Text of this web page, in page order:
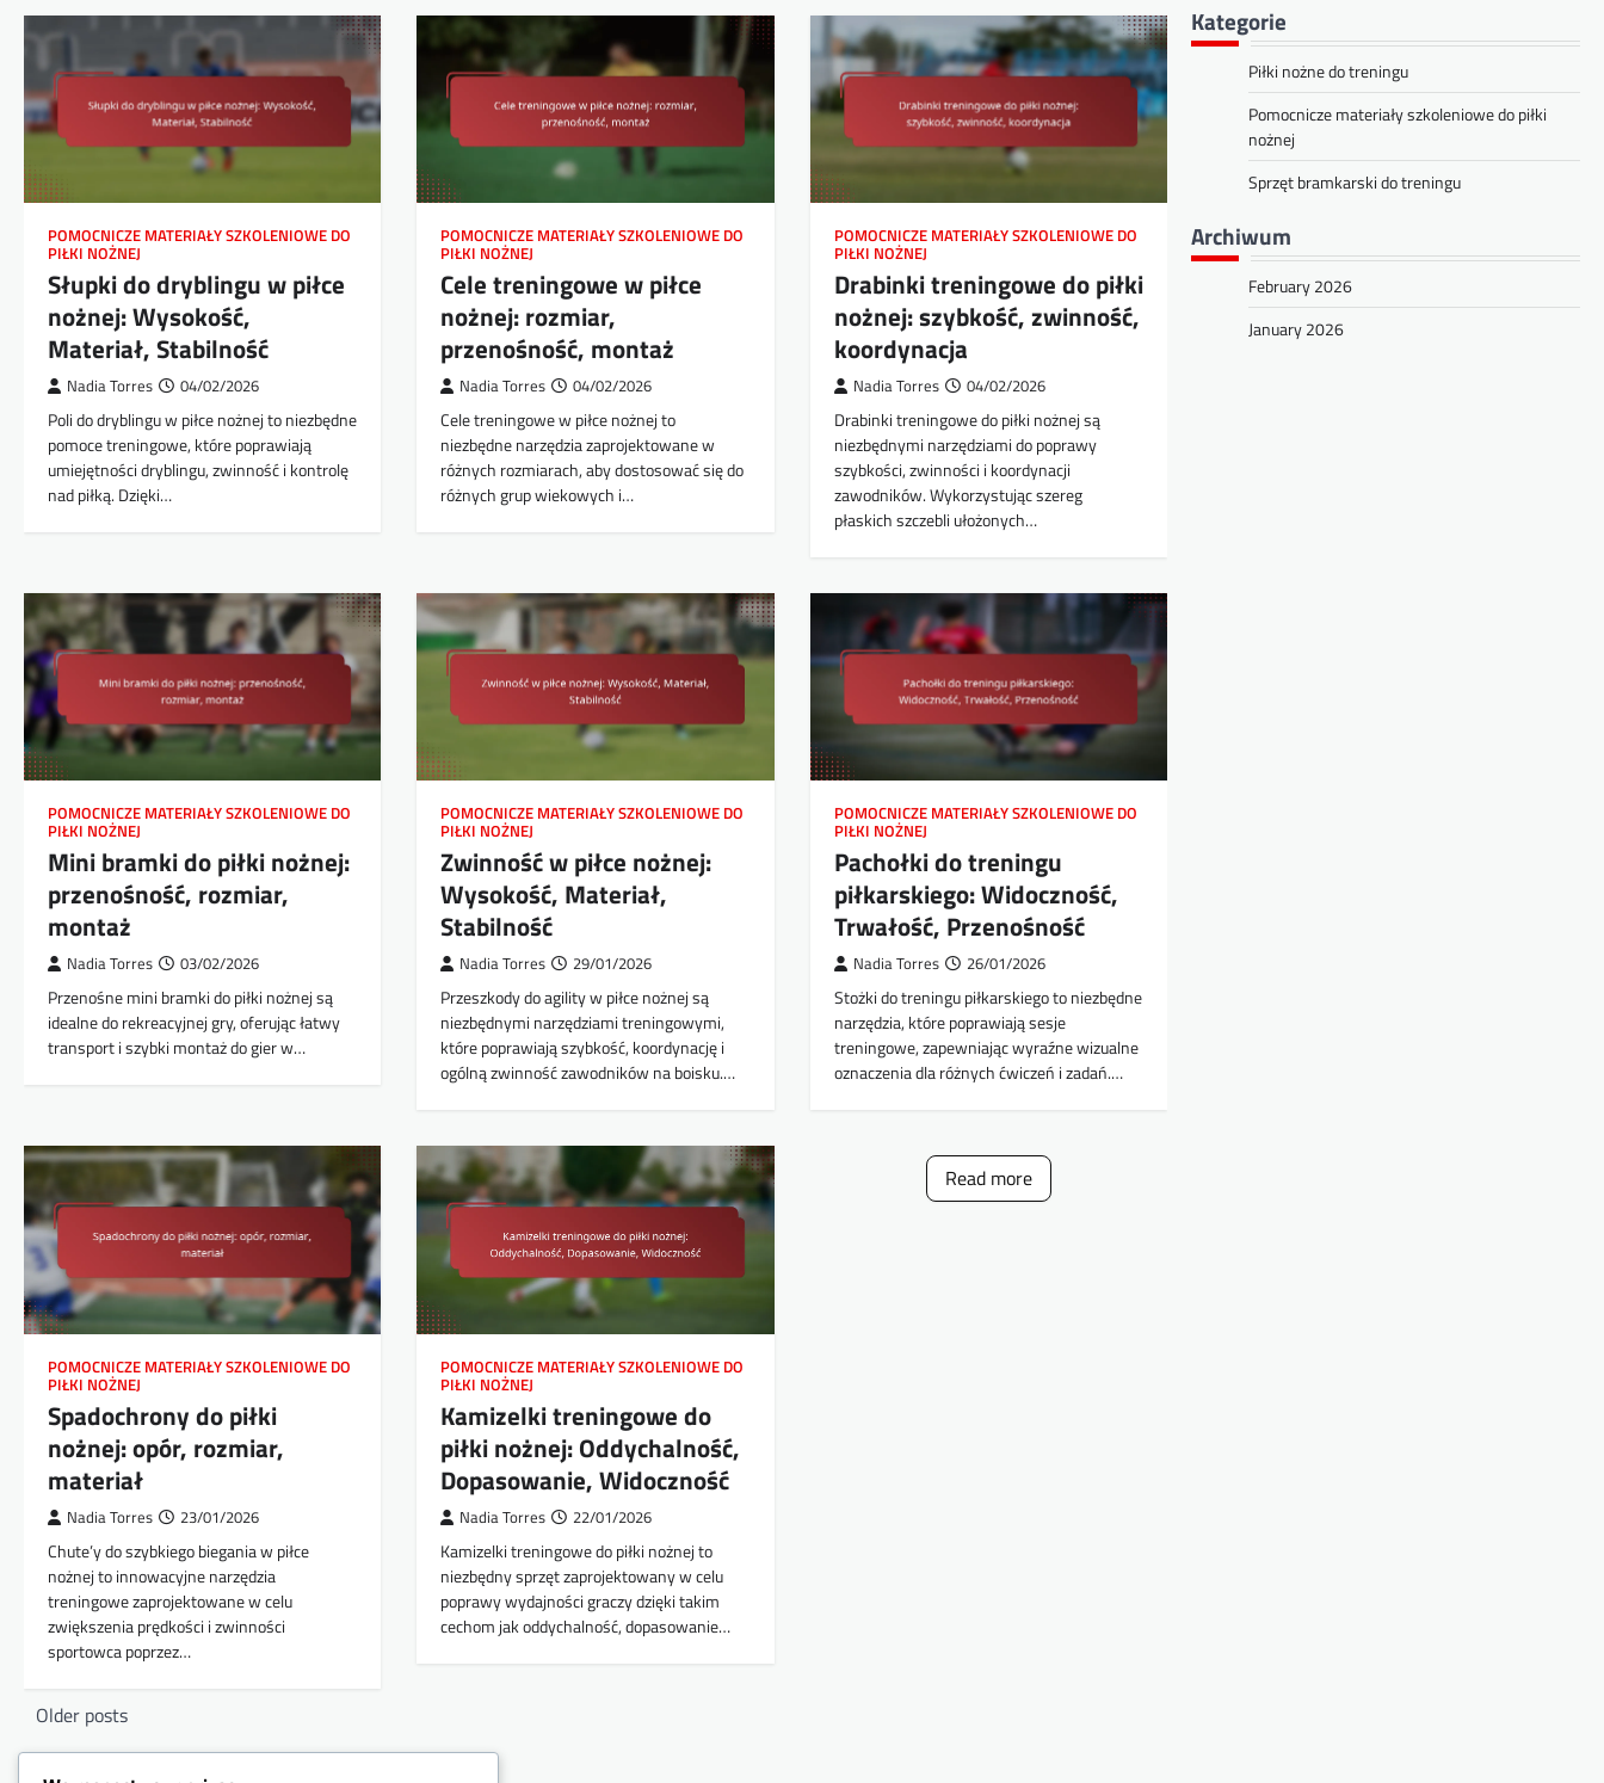
POMOCNICZE MATERIAŁY SZKOLENIOWE DO
PIŁKI NOŻNEJ
Słupki do dryblingu w piłce
nożnej: Wysokość,
Materiał, Stabilność
Nadia Torres 04/02/2026
Poli do dryblingu w piłce nożnej to niezbędne
pomoce treningowe, które poprawiają
umiejętności dryblingu, zwinność i kontrolę
nad piłką. Dzięki…
POMOCNICZE MATERIAŁY SZKOLENIOWE DO
PIŁKI NOŻNEJ
Cele treningowe w piłce
nożnej: rozmiar,
przenośność, montaż
Nadia Torres 04/02/2026
Cele treningowe w piłce nożnej to
niezbędne narzędzia zaprojektowane w
różnych rozmiarach, aby dostosować się do
różnych grup wiekowych i…
POMOCNICZE MATERIAŁY SZKOLENIOWE DO
PIŁKI NOŻNEJ
Drabinki treningowe do piłki
nożnej: szybkość, zwinność,
koordynacja
Nadia Torres 04/02/2026
Drabinki treningowe do piłki nożnej są
niezbędnymi narzędziami do poprawy
szybkości, zwinności i koordynacji
zawodników. Wykorzystując szereg
płaskich szczebli ułożonych…
POMOCNICZE MATERIAŁY SZKOLENIOWE DO
PIŁKI NOŻNEJ
Mini bramki do piłki nożnej:
przenośność, rozmiar,
montaż
Nadia Torres 03/02/2026
Przenośne mini bramki do piłki nożnej są
idealne do rekreacyjnej gry, oferując łatwy
transport i szybki montaż do gier w…
POMOCNICZE MATERIAŁY SZKOLENIOWE DO
PIŁKI NOŻNEJ
Zwinność w piłce nożnej:
Wysokość, Materiał,
Stabilność
Nadia Torres 29/01/2026
Przeszkody do agility w piłce nożnej są
niezbędnymi narzędziami treningowymi,
które poprawiają szybkość, koordynację i
ogólną zwinność zawodników na boisku.…
POMOCNICZE MATERIAŁY SZKOLENIOWE DO
PIŁKI NOŻNEJ
Pachołki do treningu
piłkarskiego: Widoczność,
Trwałość, Przenośność
Nadia Torres 26/01/2026
Stożki do treningu piłkarskiego to niezbędne
narzędzia, które poprawiają sesje
treningowe, zapewniając wyraźne wizualne
oznaczenia dla różnych ćwiczeń i zadań.…
POMOCNICZE MATERIAŁY SZKOLENIOWE DO
PIŁKI NOŻNEJ
Spadochrony do piłki
nożnej: opór, rozmiar,
materiał
Nadia Torres 23/01/2026
Chute’y do szybkiego biegania w piłce
nożnej to innowacyjne narzędzia
treningowe zaprojektowane w celu
zwiększenia prędkości i zwinności
sportowca poprzez…
POMOCNICZE MATERIAŁY SZKOLENIOWE DO
PIŁKI NOŻNEJ
Kamizelki treningowe do
piłki nożnej: Oddychalność,
Dopasowanie, Widoczność
Nadia Torres 22/01/2026
Kamizelki treningowe do piłki nożnej to
niezbędny sprzęt zaprojektowany w celu
poprawy wydajności graczy dzięki takim
cechom jak oddychalność, dopasowanie…
Read more
Posts
navigation
Older posts
Kategorie
Piłki nożne do treningu
Pomocnicze materiały szkoleniowe do piłki
nożnej
Sprzęt bramkarski do treningu
Archiwum
February 2026
January 2026